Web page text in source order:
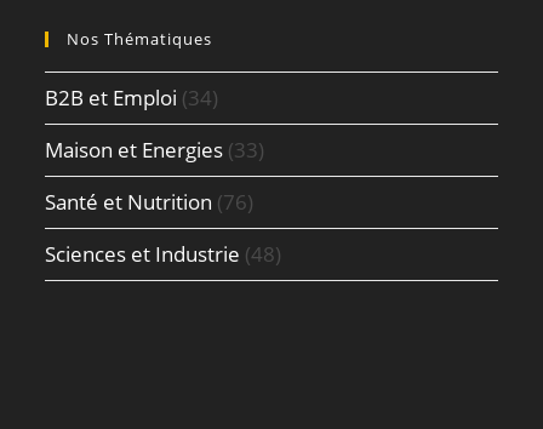
Nos Thématiques
B2B et Emploi (34)
Maison et Energies (33)
Santé et Nutrition (76)
Sciences et Industrie (48)